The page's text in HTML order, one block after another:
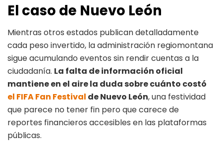
El caso de Nuevo León
Mientras otros estados publican detalladamente
cada peso invertido, la administración regiomontana
sigue acumulando eventos sin rendir cuentas a la
ciudadanía. La falta de información oficial
mantiene en el aire la duda sobre cuánto costó
el FIFA Fan Festival de Nuevo León, una festividad
que parece no tener fin pero que carece de
reportes financieros accesibles en las plataformas
públicas.